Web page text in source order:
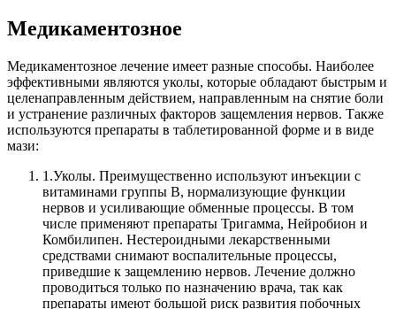
Медикаментозное
Медикаментозное лечение имеет разные способы. Наиболее
эффективными являются уколы, которые обладают быстрым и
целенаправленным действием, направленным на снятие боли
и устранение различных факторов защемления нервов. Также
используются препараты в таблетированной форме и в виде
мази:
1.Уколы. Преимущественно используют инъекции с
витаминами группы B, нормализующие функции
нервов и усиливающие обменные процессы. В том
числе применяют препараты Тригамма, Нейробион и
Комбилипен. Нестероидными лекарственными
средствами снимают воспалительные процессы,
приведшие к защемлению нервов. Лечение должно
проводиться только по назначению врача, так как
препараты имеют большой риск развития побочных